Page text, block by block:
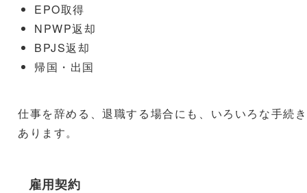
EPO取得
NPWP返却
BPJS返却
帰国・出国
仕事を辞める、退職する場合にも、いろいろな手続
あります。
雇用契約